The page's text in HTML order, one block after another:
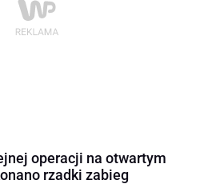
operacji na otwartym
rzadki zabieg